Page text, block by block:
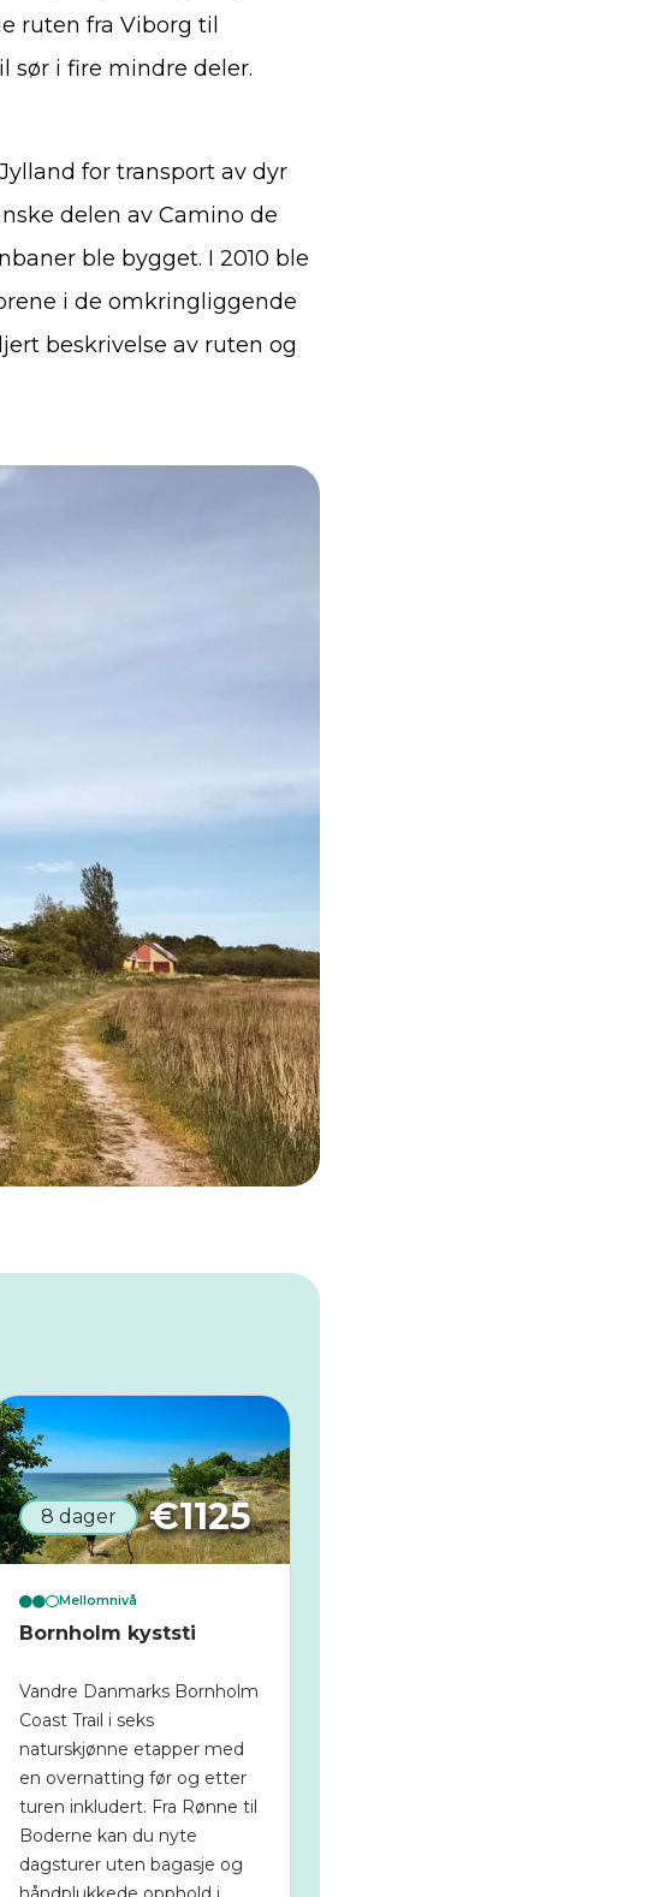
ruten fra Viborg til
sør i fire mindre deler.
for transport av dyr
delen av Camino de
ble bygget. I 2010 ble
i de omkringliggende
beskrivelse av ruten og
8 dager €1125
Mellomnivå
Bornholm kyststi
Vandre Danmarks Bornholm
Coast Trail i seks
naturskjønne etapper med
en overnatting før og etter
turen inkludert. Fra Rønne til
Boderne kan du nyte
dagsturer uten bagasje og